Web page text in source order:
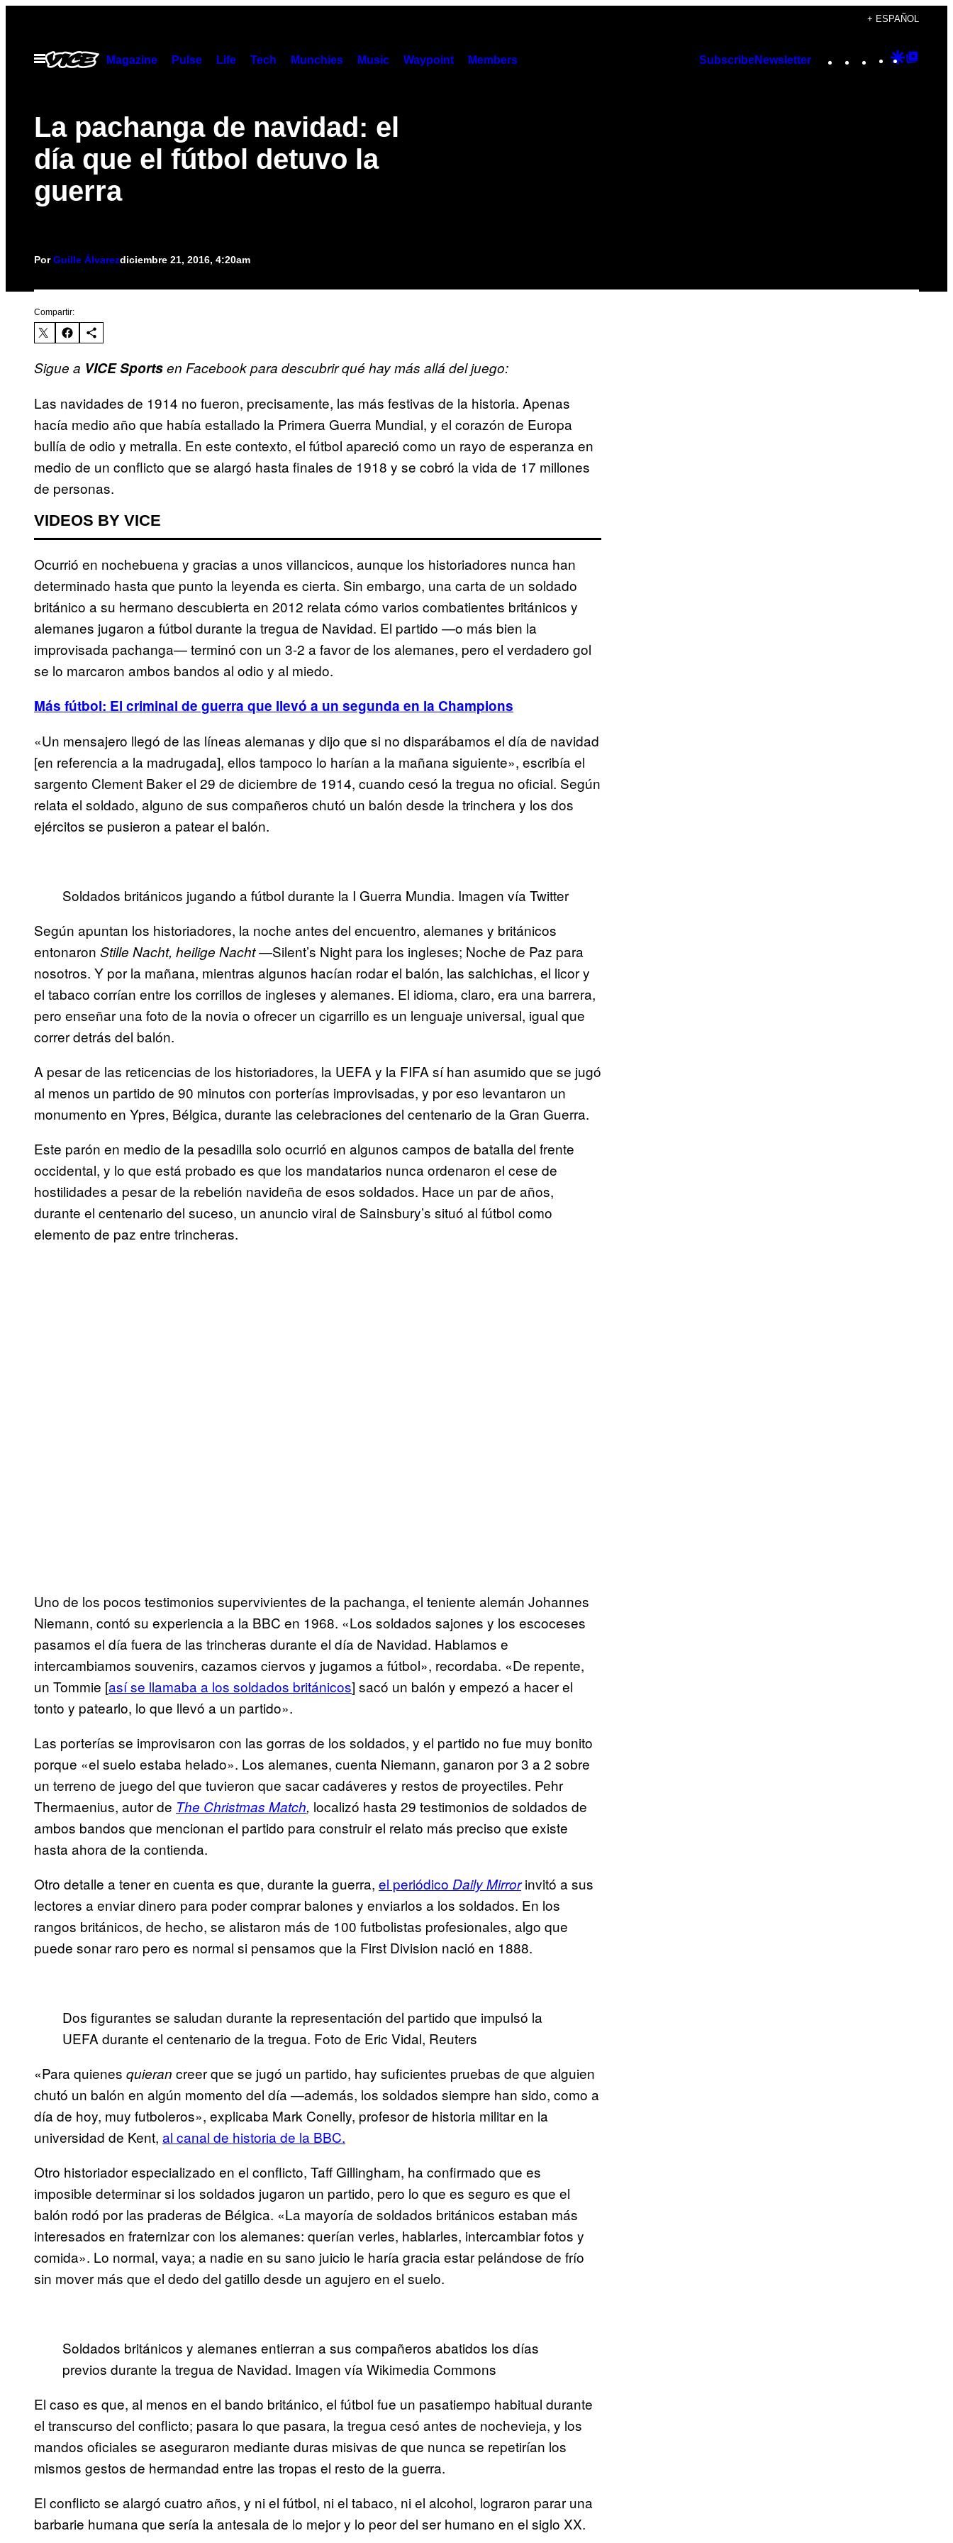
contenido
+ ESPAÑOL
Abrir
Menú
Magazine Pulse Life Tech Munchies Music Waypoint Members SubscribeNewsletter Instagram
TikTok
YouTube
Google
La pachanga de navidad: el
día que el fútbol detuvo la
guerra
PorGuille Álvarezdiciembre 21, 2016, 4:20am
Compartir:
Sigue a VICE Sportsen Facebook para descubrir qué hay más allá del juego:
Las navidades de 1914 no fueron, precisamente, las más festivas de la historia. Apenas
hacía medio año que había estallado la Primera Guerra Mundial, y el corazón de Europa
bullía de odio y metralla. En este contexto, el fútbol apareció como un rayo de esperanza en
medio de un conflicto que se alargó hasta finales de 1918 y se cobró la vida de 17 millones
de personas.
VIDEOS BY VICE
Ocurrió en nochebuena y gracias a unos villancicos, aunque los historiadores nunca han
determinado hasta que punto la leyenda es cierta. Sin embargo, una carta de un soldado
británico a su hermano descubierta en 2012 relata cómo varios combatientes británicos y
alemanes jugaron a fútbol durante la tregua de Navidad. El partido —o más bien la
improvisada pachanga— terminó con un 3-2 a favor de los alemanes, pero el verdadero gol
se lo marcaron ambos bandos al odio y al miedo.
Más fútbol: El criminal de guerra que llevó a un segunda en la Champions
«Un mensajero llegó de las líneas alemanas y dijo que si no disparábamos el día de navidad
[en referencia a la madrugada], ellos tampoco lo harían a la mañana siguiente», escribía el
sargento Clement Baker el 29 de diciembre de 1914, cuando cesó la tregua no oficial. Según
relata el soldado, alguno de sus compañeros chutó un balón desde la trinchera y los dos
ejércitos se pusieron a patear el balón.
Soldados británicos jugando a fútbol durante la I Guerra Mundia. Imagen vía Twitter
Según apuntan los historiadores, la noche antes del encuentro, alemanes y británicos
entonaron Stille Nacht, heilige Nacht—Silent’s Night para los ingleses; Noche de Paz para
nosotros. Y por la mañana, mientras algunos hacían rodar el balón, las salchichas, el licor y
el tabaco corrían entre los corrillos de ingleses y alemanes. El idioma, claro, era una barrera,
pero enseñar una foto de la novia o ofrecer un cigarrillo es un lenguaje universal, igual que
correr detrás del balón.
A pesar de las reticencias de los historiadores, la UEFA y la FIFA sí han asumido que se jugó
al menos un partido de 90 minutos con porterías improvisadas, y por eso levantaron un
monumento en Ypres, Bélgica, durante las celebraciones del centenario de la Gran Guerra.
Este parón en medio de la pesadilla solo ocurrió en algunos campos de batalla del frente
occidental, y lo que está probado es que los mandatarios nunca ordenaron el cese de
hostilidades a pesar de la rebelión navideña de esos soldados. Hace un par de años,
durante el centenario del suceso, un anuncio viral de Sainsbury’s situó al fútbol como
elemento de paz entre trincheras.
Uno de los pocos testimonios supervivientes de la pachanga, el teniente alemán Johannes
Niemann, contó su experiencia a la BBC en 1968. «Los soldados sajones y los escoceses
pasamos el día fuera de las trincheras durante el día de Navidad. Hablamos e
intercambiamos souvenirs, cazamos ciervos y jugamos a fútbol», recordaba. «De repente,
un Tommie [así se llamaba a los soldados británicos] sacó un balón y empezó a hacer el
tonto y patearlo, lo que llevó a un partido».
Las porterías se improvisaron con las gorras de los soldados, y el partido no fue muy bonito
porque «el suelo estaba helado». Los alemanes, cuenta Niemann, ganaron por 3 a 2 sobre
un terreno de juego del que tuvieron que sacar cadáveres y restos de proyectiles. Pehr
Thermaenius, autor de The Christmas Match, localizó hasta 29 testimonios de soldados de
ambos bandos que mencionan el partido para construir el relato más preciso que existe
hasta ahora de la contienda.
Otro detalle a tener en cuenta es que, durante la guerra, el periódico Daily Mirror invitó a sus
lectores a enviar dinero para poder comprar balones y enviarlos a los soldados. En los
rangos británicos, de hecho, se alistaron más de 100 futbolistas profesionales, algo que
puede sonar raro pero es normal si pensamos que la First Division nació en 1888.
Dos figurantes se saludan durante la representación del partido que impulsó la
UEFA durante el centenario de la tregua. Foto de Eric Vidal, Reuters
«Para quienes quieran creer que se jugó un partido, hay suficientes pruebas de que alguien
chutó un balón en algún momento del día —además, los soldados siempre han sido, como a
día de hoy, muy futboleros», explicaba Mark Conelly, profesor de historia militar en la
universidad de Kent, al canal de historia de la BBC.
Otro historiador especializado en el conflicto, Taff Gillingham, ha confirmado que es
imposible determinar si los soldados jugaron un partido, pero lo que es seguro es que el
balón rodó por las praderas de Bélgica. «La mayoría de soldados británicos estaban más
interesados en fraternizar con los alemanes: querían verles, hablarles, intercambiar fotos y
comida». Lo normal, vaya; a nadie en su sano juicio le haría gracia estar pelándose de frío
sin mover más que el dedo del gatillo desde un agujero en el suelo.
Soldados británicos y alemanes entierran a sus compañeros abatidos los días
previos durante la tregua de Navidad. Imagen vía Wikimedia Commons
El caso es que, al menos en el bando británico, el fútbol fue un pasatiempo habitual durante
el transcurso del conflicto; pasara lo que pasara, la tregua cesó antes de nochevieja, y los
mandos oficiales se aseguraron mediante duras misivas de que nunca se repetirían los
mismos gestos de hermandad entre las tropas el resto de la guerra.
El conflicto se alargó cuatro años, y ni el fútbol, ni el tabaco, ni el alcohol, lograron parar una
barbarie humana que sería la antesala de lo mejor y lo peor del ser humano en el siglo XX.